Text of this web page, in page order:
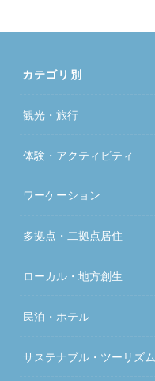
カテゴリ別
観光・旅行
体験・アクティビティ
ワーケーション
多拠点・二拠点居住
ローカル・地方創生
民泊・ホテル
サステナブル・ツーリズム